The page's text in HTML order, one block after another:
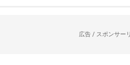
広告 / スポンサー